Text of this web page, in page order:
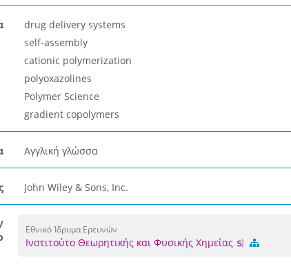
drug delivery systems
self-assembly
cationic polymerization
polyoxazolines
Polymer Science
gradient copolymers
Αγγλική γλώσσα
John Wiley & Sons, Inc.
Εθνικό Ίδρυμα Ερευνών
Ινστιτούτο Θεωρητικής και Φυσικής Χημείας